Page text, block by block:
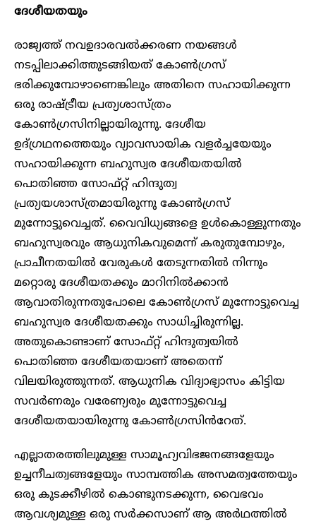
ദേശീയതയും
രാജ്യത്ത് നവഉദാരവൽക്കരണ നയങ്ങൾ
നടപ്പിലാക്കിത്തുടങ്ങിയത് കോൺഗ്രസ്
ഭരിക്കുമ്പോഴാണെങ്കിലും അതിനെ സഹായിക്കുന്ന
ഒരു രാഷ്ട്രീയ പ്രത്യശാസ്ത്രം
കോൺഗ്രസിനില്ലായിരുന്നു. ദേശീയ
ഉദ്ഗ്രഥനത്തെയും വ്യാവസായിക വളർച്ചയേയും
സഹായിക്കുന്ന ബഹുസ്വര ദേശീയതയിൽ
പൊതിഞ്ഞ സോഫ്റ്റ് ഹിന്ദുത്വ
പ്രത്യയശാസ്ത്രമായിരുന്നു കോൺഗ്രസ്
മുന്നോട്ടുവെച്ചത്. വൈവിധ്യങ്ങളെ ഉൾകൊള്ളുന്നതും
ബഹുസ്വരവും ആധുനികവുമെന്ന് കരുതുമ്പോഴും,
പ്രാചീനതയിൽ വേരുകൾ തേടുന്നതിൽ നിന്നും
മറ്റൊരു ദേശീയതക്കും മാറിനിൽക്കാൻ
ആവാതിരുന്നതുപോലെ കോൺഗ്രസ് മുന്നോട്ടുവെച്ച
ബഹുസ്വര ദേശീയതക്കും സാധിച്ചിരുന്നില്ല.
അതുകൊണ്ടാണ് സോഫ്റ്റ് ഹിന്ദുത്വയിൽ
പൊതിഞ്ഞ ദേശീയതയാണ് അതെന്ന്
വിലയിരുത്തുന്നത്. ആധുനിക വിദ്യാഭ്യാസം കിട്ടിയ
സവർണരും വരേണ്യരും മുന്നോട്ടുവെച്ച
ദേശീയതയായിരുന്നു കോൺഗ്രസിൻറേത്.
എല്ലാതരത്തിലുമുള്ള സാമൂഹ്യവിഭജനങ്ങളേയും
ഉച്ചനീചത്വങ്ങളേയും സാമ്പത്തിക അസമത്വത്തേയും
ഒരു കുടക്കീഴിൽ കൊണ്ടുനടക്കുന്ന, വൈഭവം
ആവശ്യമുള്ള ഒരു സർക്കസാണ് ആ അർഥത്തിൽ